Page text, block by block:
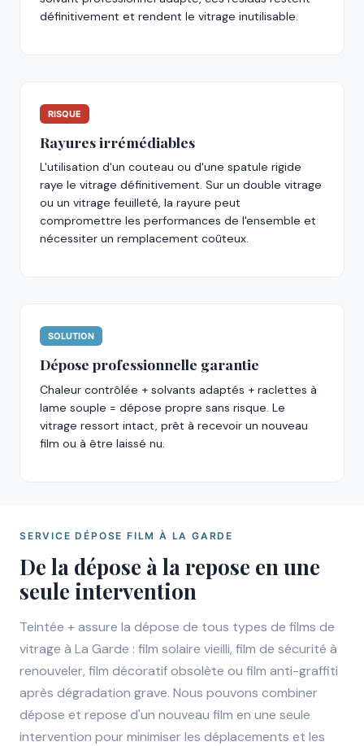
définitivement et rendent le vitrage inutilisable.
RISQUE
Rayures irrémédiables
L'utilisation d'un couteau ou d'une spatule rigide
raye le vitrage définitivement. Sur un double vitrage
ou un vitrage feuilleté, la rayure peut
compromettre les performances de l'ensemble et
nécessiter un remplacement coûteux.
SOLUTION
Dépose professionnelle garantie
Chaleur contrôlée + solvants adaptés + raclettes à
lame souple = dépose propre sans risque. Le
vitrage ressort intact, prêt à recevoir un nouveau
film ou à être laissé nu.
SERVICE DÉPOSE FILM À LA GARDE
De la dépose à la repose en une
seule intervention
Teintée + assure la dépose de tous types de films de
vitrage à La Garde : film solaire vieilli, film de sécurité à
renouveler, film décoratif obsolète ou film anti-graffiti
après dégradation grave. Nous pouvons combiner
dépose et repose d'un nouveau film en une seule
intervention pour minimiser les déplacements et les